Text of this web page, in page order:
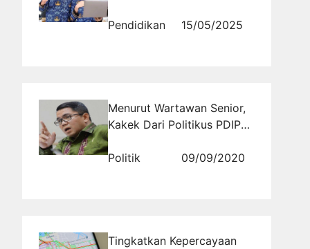
Pendidikan 15/05/2025
Menurut Wartawan Senior,
Kakek Dari Politikus PDIP
Pendiri PKI Sumbar
Politik 09/09/2020
Tingkatkan Kepercayaan